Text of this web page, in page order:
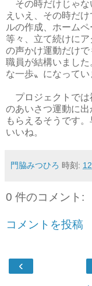
その時だけじゃな
えいえ、その時だ
ルの作成、ホーム
等々、立て続けに
の声かけ運動だけ
職員が結構いまし
な一歩〟になってい
プロジェクトでは
のあいさつ運動に
もらえるそうです
いいね。
門脇みつひろ 時刻:
0 件のコメント:
コメントを投稿
‹